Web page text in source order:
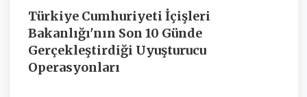
Türkiye Cumhuriyeti İçişleri
Bakanlığı'nın Son 10 Günde
Gerçekleştirdiği Uyuşturucu
Operasyonları